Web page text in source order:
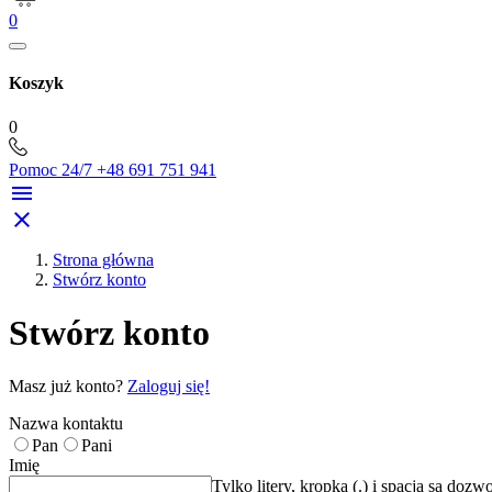
0
Koszyk
0
Pomoc 24/7 +48 691 751 941


Strona główna
Stwórz konto
Stwórz konto
Masz już konto? Zaloguj się!
Nazwa kontaktu
Pan
Pani
Imię
Tylko litery, kropka (.) i spacja są